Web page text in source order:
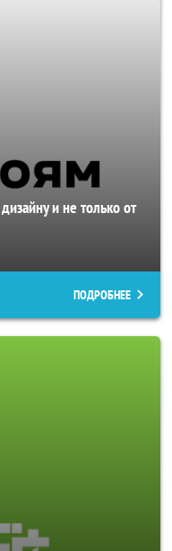
и не только от
ПОДРОБНЕЕ